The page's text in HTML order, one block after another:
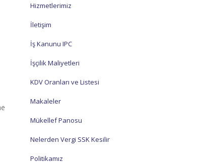
Hizmetlerimiz
İletişim
İş Kanunu IPC
İşçilik Maliyetleri
KDV Oranları ve Listesi
Makaleler
Mükellef Panosu
Nelerden Vergi SSK Kesilir
Politikamız